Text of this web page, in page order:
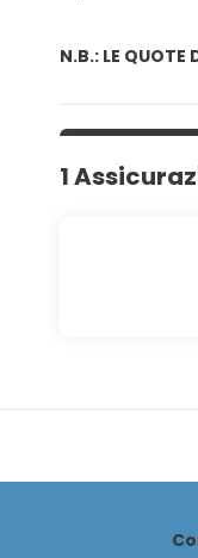
N.B.: LE QUOTE
1